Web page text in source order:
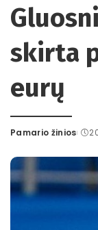
skirta
eurų
Posted
Pamario žinios